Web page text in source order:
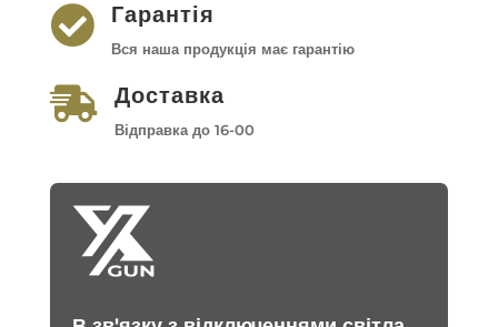
 Гарантія
Вся наша продукція має гарантію
 Доставка
Відправка до 16-00